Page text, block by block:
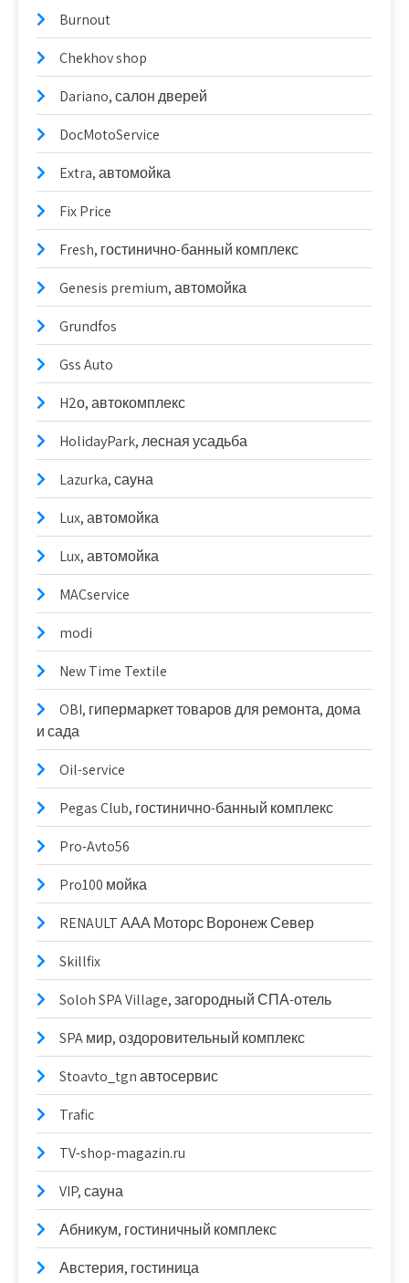
Burnout
Chekhov shop
Dariano, салон дверей
DocMotoService
Extra, автомойка
Fix Price
Fresh, гостинично-банный комплекс
Genesis premium, автомойка
Grundfos
Gss Auto
H2о, автокомплекс
HolidayPark, лесная усадьба
Lazurka, сауна
Lux, автомойка
Lux, автомойка
MACservice
modi
New Time Textile
OBI, гипермаркет товаров для ремонта, дома
и сада
Oil-service
Pegas Club, гостинично-банный комплекс
Pro-Avto56
Pro100 мойка
RENAULT ААА Моторс Воронеж Север
Skillfix
Soloh SPA Village, загородный СПА-отель
SPA мир, оздоровительный комплекс
Stoavto_tgn автосервис
Trafic
TV-shop-magazin.ru
VIP, сауна
Абникум, гостиничный комплекс
Австерия, гостиница